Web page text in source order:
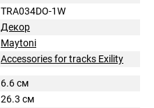
TRA034DO-1W
Декор
Maytoni
Accessories for tracks Exility
6.6 см
26.3 см